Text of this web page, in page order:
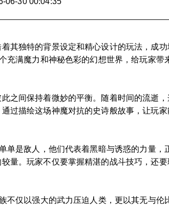
其独特的背景设定和精心设计的玩法，成功
充满魔力和神秘色彩的幻想世界，给玩家带
之间保持着微妙的平衡。随着时间的流逝，
过描绘这场神魔对抗的史诗般故事，让玩
单是敌人，他们代表着黑暗与诱惑的力量，
量。玩家不仅要掌握精湛的战斗技巧，还要
不仅以强大的武力压迫人类，更以其无与伦